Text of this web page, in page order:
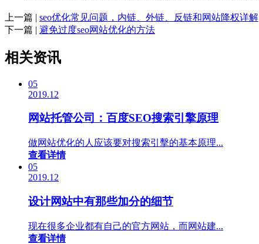
上一篇 | seo优化常见问题，内链、外链、反链和网站降权详解
下一篇 | 避免过度seo网站优化的方法
相关资讯
05
2019.12
网站托管公司：百度SEO搜索引擎原理
做网站优化的人应该要对搜索引擊的基本原理...
查看详情
05
2019.12
设计网站中有那些加分的细节
现在很多企业都有自己的官方网站，而网站建...
查看详情